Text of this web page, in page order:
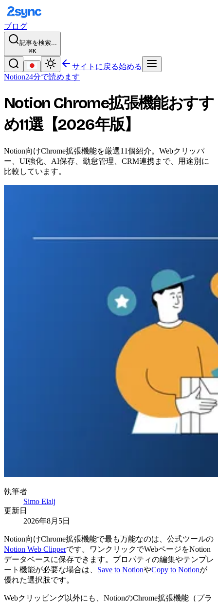
ブログ
記事を検索...
⌘K
サイトに戻る始める
Notion24分で読めます
Notion Chrome拡張機能おすす
め11選【2026年版】
Notion向けChrome拡張機能を厳選11個紹介。Webクリッパ
ー、UI強化、AI保存、勤怠管理、CRM連携まで、用途別に
比較しています。
執筆者
Simo Elalj
更新日
2026年8月5日
Notion向けChrome拡張機能で最も万能なのは、公式ツールの
Notion Web Clipperです。ワンクリックでWebページをNotion
データベースに保存できます。プロパティの編集やテンプレ
ート機能が必要な場合は、 Save to NotionやCopy to Notionが
優れた選択肢です。
Webクリッピング以外にも、NotionのChrome拡張機能（プラ